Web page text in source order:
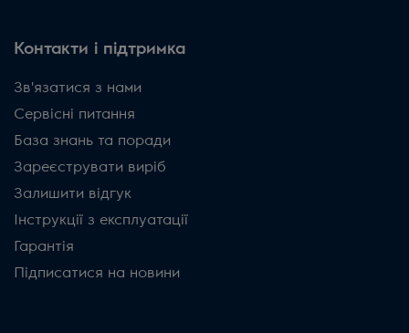
Контакти і підтримка
Зв'язатися з нами
Сервісні питання
База знань та поради
Зареєструвати виріб
Залишити відгук
Інструкції з експлуатації
Гарантія
Підписатися на новини